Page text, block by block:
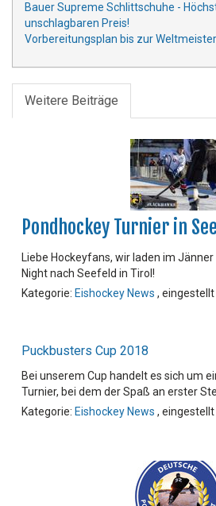
Bauer Supreme Schlittschuhe -
unschlagbaren Preis!
Vorbereitungsplan bis zur
Weitere Beiträge
Pondhockey Turnier in
Liebe Hockeyfans, wir laden im
Night nach Seefeld in Tirol!
Kategorie: Eishockey News ,
Puckbusters Cup 2018
Bei unserem Cup handelt es sich um
Turnier, bei dem der Spaß an erster
Kategorie: Eishockey News ,